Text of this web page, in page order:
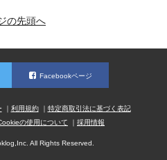
の先頭へ
Facebookページ
利用規約
特定商取引法に基づく表記
の使用について 採用情報
All Rights Reserved.